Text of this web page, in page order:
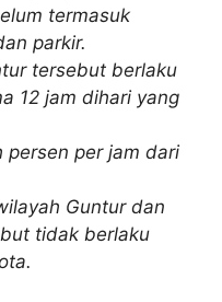
termasuk
parkir.
tersebut berlaku
12 jam dihari yang
persen per jam dari
Guntur dan
tidak berlaku